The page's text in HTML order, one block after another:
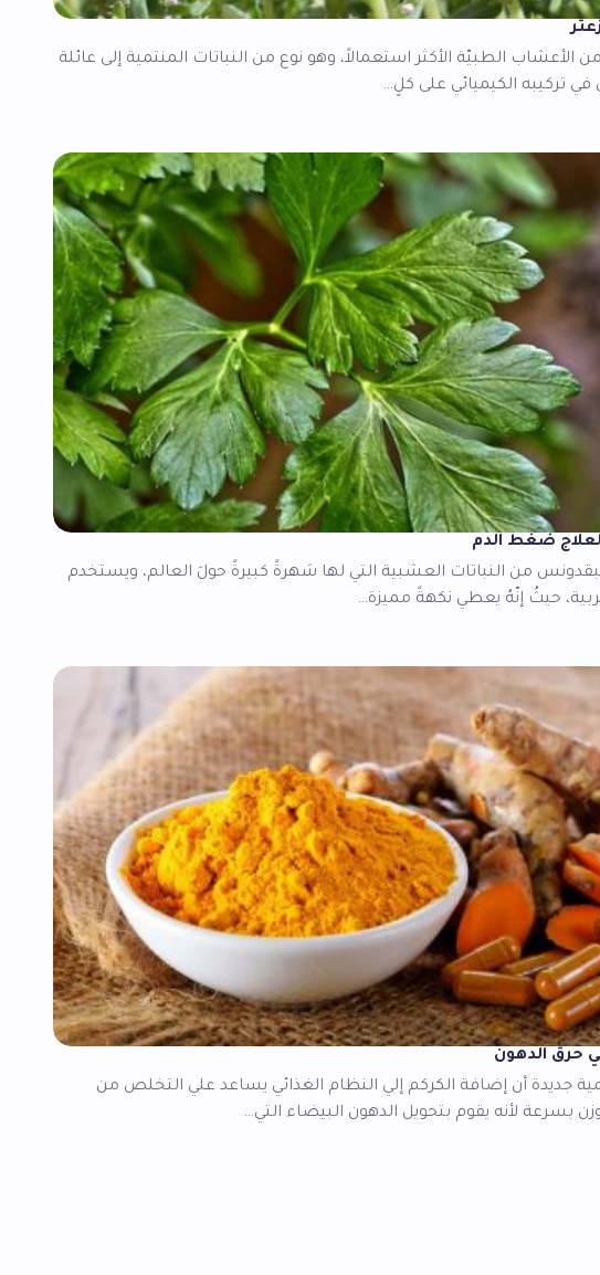
من الأعشاب الطبيّة الأكثر استعمالاً، وهو نوع من النباتات المنتمية إلى عائلة
في تركيبه الكيميائي على كلٍ…
ضغط الدم
من النباتات العشبية التي لها شهرةً كبيرةً حولَ العالم، ويستخدم
حيثُ إنّهُ يعطي نكهةً مميزة…
حرق الدهون
جديدة أن إضافة الكركم إلي النظام الغذائي يساعد علي التخلص من
بسرعة لأنه يقوم بتحويل الدهون البيضاء التي…